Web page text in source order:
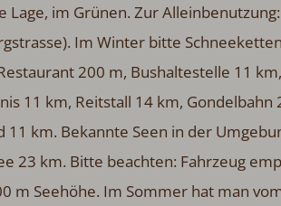
Lage, im Grünen. Zur
Im Winter bitte
200 m, Bushaltestelle 11
11 km, Reitstall 14 km,
11 km. Bekannte Seen in der
23 km. Bitte beachten: Fahrzeug
m Seehöhe. Im Sommer hat man